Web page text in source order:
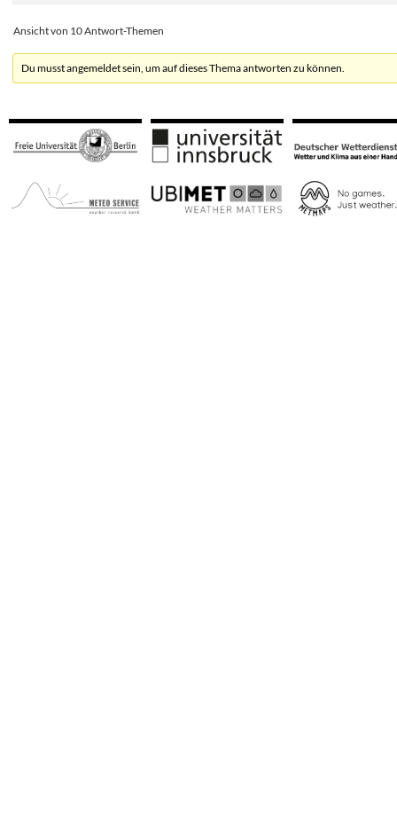
Ansicht von 10 Antwort-Themen
Du musst angemeldet sein, um auf dieses Thema antworten zu können.